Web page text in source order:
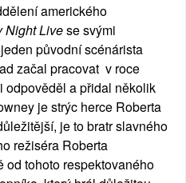
amerického
Night Livese svými
původní scénárista
začal pracovat v roce
odpověděl a přidal několik
je strýc herce Roberta
je to bratr slavného
režiséra Roberta
od tohoto respektovaného